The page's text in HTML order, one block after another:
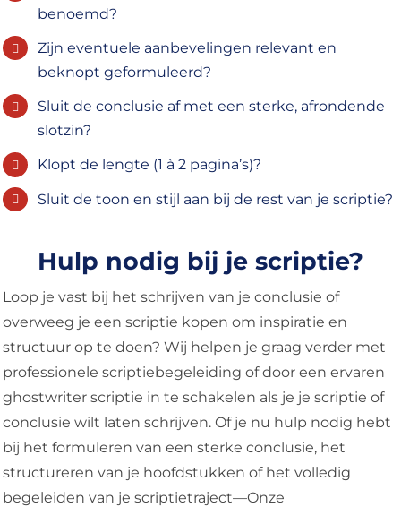
benoemd?
Zijn eventuele aanbevelingen relevant en
beknopt geformuleerd?
Sluit de conclusie af met een sterke, afrondende
slotzin?
Klopt de lengte (1 à 2 pagina’s)?
Sluit de toon en stijl aan bij de rest van je scriptie?
Hulp nodig bij je scriptie?
Loop je vast bij het schrijven van je conclusie of
overweeg je een scriptie kopen om inspiratie en
structuur op te doen? Wij helpen je graag verder met
professionele scriptiebegeleiding of door een ervaren
ghostwriter scriptie in te schakelen als je je scriptie of
conclusie wilt laten schrijven. Of je nu hulp nodig hebt
bij het formuleren van een sterke conclusie, het
structureren van je hoofdstukken of het volledig
begeleiden van je scriptietraject—Onze